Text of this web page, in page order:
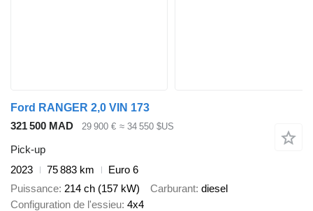
Ford RANGER 2,0 VIN 173
321 500 MAD
29 900 € ≈ 34 550 $US
Pick-up
2023
75 883 km
Euro 6
Puissance 214 ch (157 kW) Carburant diesel
Configuration de l'essieu 4x4